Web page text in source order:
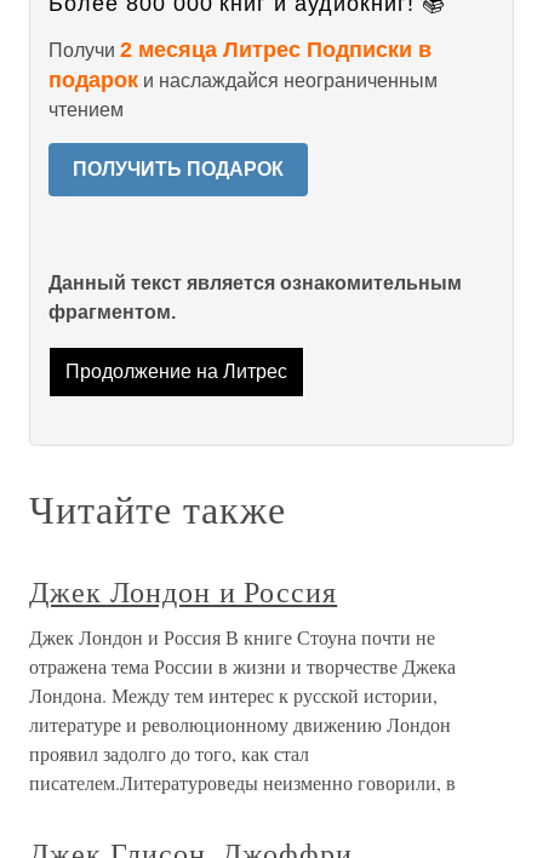
Получи 2 месяца Литрес Подписки в
подарок и наслаждайся неограниченным
чтением
ПОЛУЧИТЬ ПОДАРОК
Данный текст является ознакомительным
фрагментом.
Продолжение на Литрес
Читайте также
Джек Лондон и Россия
Джек Лондон и Россия В книге Стоуна почти не
отражена тема России в жизни и творчестве Джека
Лондона. Между тем интерес к русской истории,
литературе и революционному движению Лондон
проявил задолго до того, как стал
писателем.Литературоведы неизменно говорили, в